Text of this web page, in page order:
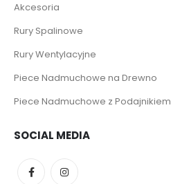
Akcesoria
Rury Spalinowe
Rury Wentylacyjne
Piece Nadmuchowe na Drewno
Piece Nadmuchowe z Podajnikiem
SOCIAL MEDIA